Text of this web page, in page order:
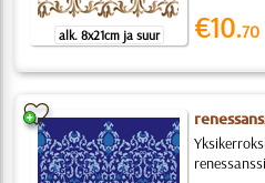
alk. 8x21cm ja suur €10.70